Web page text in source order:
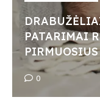
PATARIMAI
0